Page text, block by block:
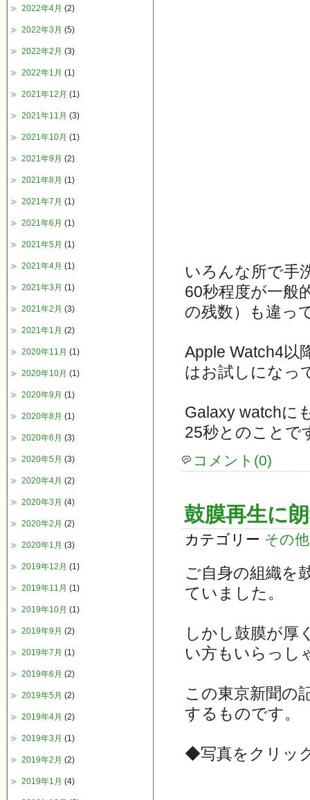
いろんな所で手
60秒程度が一般
の残数）も違っ
Apple Watch4以
はお試しになっ
Galaxy watchに
25秒とのことで
コメント(0)
鼓膜再生に
カテゴリー その他
ご自身の組織を
ていました。
しかし鼓膜が厚
い方もいらっし
この東京新聞の
するものです。
◆写真をクリッ
2022年4月 (2)
2022年3月 (5)
2022年2月 (3)
2022年1月 (1)
2021年12月 (1)
2021年11月 (3)
2021年10月 (1)
2021年9月 (2)
2021年8月 (1)
2021年7月 (1)
2021年6月 (1)
2021年5月 (1)
2021年4月 (1)
2021年3月 (1)
2021年2月 (3)
2021年1月 (2)
2020年11月 (1)
2020年10月 (1)
2020年9月 (1)
2020年8月 (1)
2020年6月 (3)
2020年5月 (3)
2020年4月 (2)
2020年3月 (4)
2020年2月 (2)
2020年1月 (3)
2019年12月 (1)
2019年11月 (1)
2019年10月 (1)
2019年9月 (2)
2019年7月 (1)
2019年6月 (2)
2019年5月 (2)
2019年4月 (2)
2019年3月 (1)
2019年2月 (2)
2019年1月 (4)